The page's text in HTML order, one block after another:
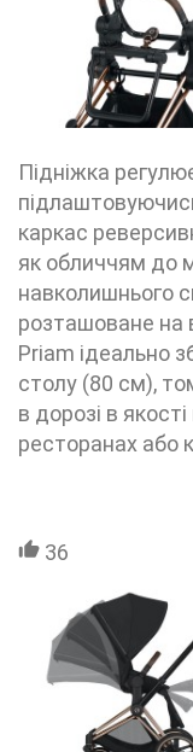
Підніжка
каркас
як обличчям до
навколишнього
розташоване на
Priam ідеально
столу (80 см),
в дорозі в
ресторанах або
36